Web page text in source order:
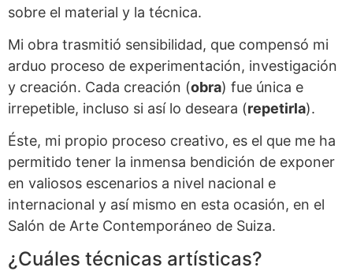
sobre el material y la técnica.
Mi obra trasmitió sensibilidad, que compensó mi
arduo proceso de experimentación, investigación
y creación. Cada creación (obra) fue única e
irrepetible, incluso si así lo deseara (repetirla).
Éste, mi propio proceso creativo, es el que me ha
permitido tener la inmensa bendición de exponer
en valiosos escenarios a nivel nacional e
internacional y así mismo en esta ocasión, en el
Salón de Arte Contemporáneo de Suiza.
¿Cuáles técnicas artísticas?